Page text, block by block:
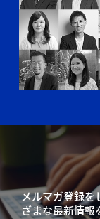
メルマガ登録を
ざまな最新情報